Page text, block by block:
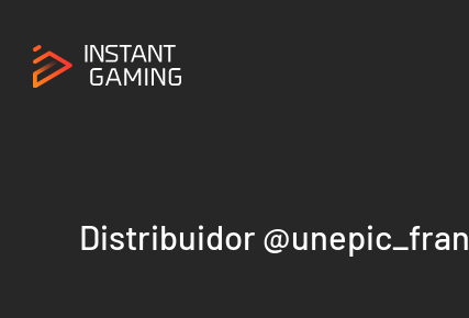
Distribuidor @unepic_fran